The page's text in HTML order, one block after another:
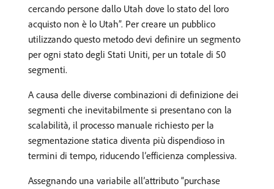
cercando persone dallo Utah dove lo stato del loro
acquisto non è lo Utah”. Per creare un pubblico
utilizzando questo metodo devi definire un segmento
per ogni stato degli Stati Uniti, per un totale di 50
segmenti.
A causa delle diverse combinazioni di definizione dei
segmenti che inevitabilmente si presentano con la
scalabilità, il processo manuale richiesto per la
segmentazione statica diventa più dispendioso in
termini di tempo, riducendo l’efficienza complessiva.
Assegnando una variabile all’attributo “purchase